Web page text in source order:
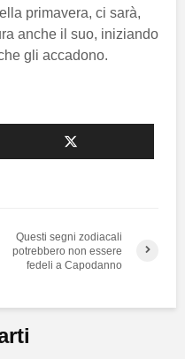
primavera, ci sarà,
anche il suo, iniziando
gli accadono.
Questi segni zodiacali
potrebbero non essere
fedeli a Capodanno